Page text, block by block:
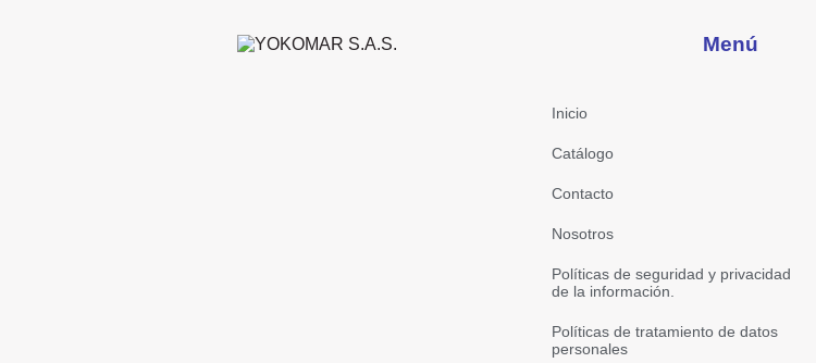
Menú
Inicio
Catálogo
Contacto
Nosotros
Políticas de seguridad y privacidad
de la información.
Políticas de tratamiento de datos
personales